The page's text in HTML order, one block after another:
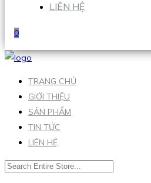
LIÊN HỆ
0
TRANG CHỦ
GIỚI THIỆU
SẢN PHẨM
TIN TỨC
LIÊN HỆ